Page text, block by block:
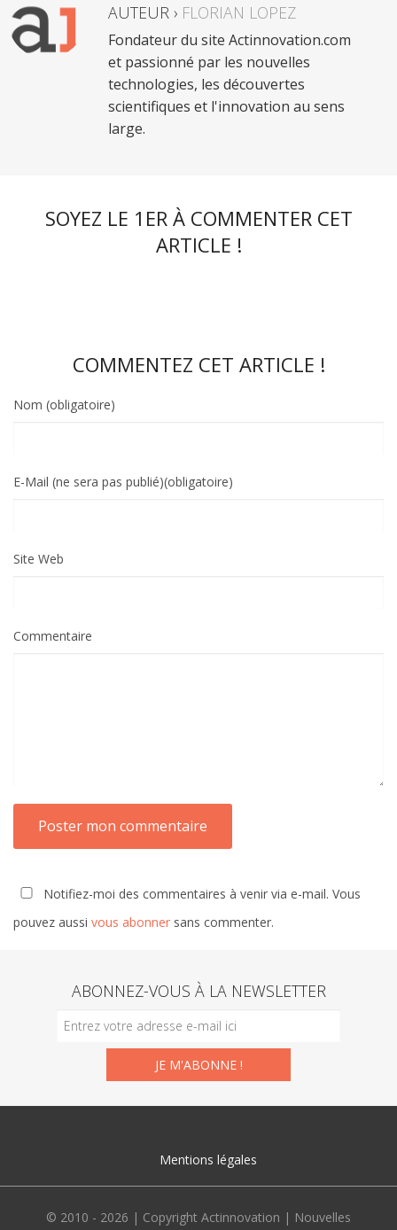
AUTEUR › FLORIAN LOPEZ
Fondateur du site Actinnovation.com
et passionné par les nouvelles
technologies, les découvertes
scientifiques et l'innovation au sens
large.
SOYEZ LE 1ER À COMMENTER CET
ARTICLE !
COMMENTEZ CET ARTICLE !
Nom (obligatoire)
E-Mail (ne sera pas publié)(obligatoire)
Site Web
Commentaire
Notifiez-moi des commentaires à venir via e-mail. Vous
pouvez aussi vous abonner sans commenter.
ABONNEZ-VOUS À LA NEWSLETTER
Mentions légales
© 2010 - 2026 | Copyright Actinnovation | Nouvelles